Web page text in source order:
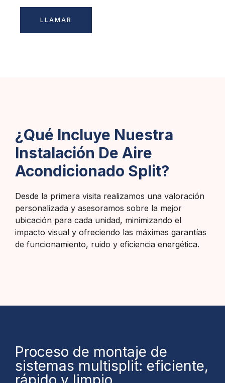
LLAMAR
¿Qué Incluye Nuestra
Instalación De Aire
Acondicionado Split?
Desde la primera visita realizamos una valoración
personalizada y asesoramos sobre la mejor
ubicación para cada unidad, minimizando el
impacto visual y ofreciendo las máximas garantías
de funcionamiento, ruido y eficiencia energética.
Proceso de montaje de
sistemas multisplit: eficiente,